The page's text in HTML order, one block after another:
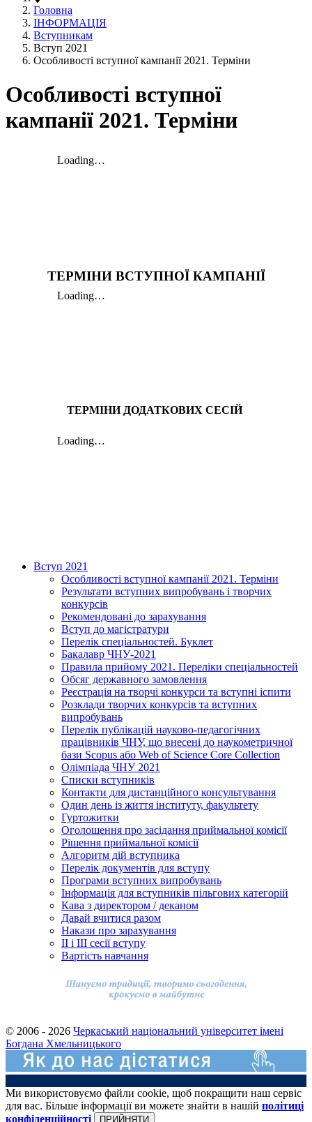
Головна
ІНФОРМАЦІЯ
Вступникам
Вступ 2021
Особливості вступної кампанії 2021. Терміни
Особливості вступної
кампанії 2021. Терміни
ТЕРМІНИ ВСТУПНОЇ КАМПАНІЇ
ТЕРМІНИ ДОДАТКОВИХ СЕСІЙ
Вступ 2021
Особливості вступної кампанії 2021. Терміни
Результати вступних випробувань і творчих
конкурсів
Рекомендовані до зарахування
Вступ до магістратури
Перелік спеціальностей. Буклет
Бакалавр ЧНУ-2021
Правила прийому 2021. Переліки спеціальностей
Обсяг державного замовлення
Реєстрація на творчі конкурси та вступні іспити
Розклади творчих конкурсів та вступних
випробувань
Перелік публікацій науково-педагогічних
працівників ЧНУ, що внесені до наукометричної
бази Scopus або Web of Science Core Collection
Олімпіада ЧНУ 2021
Cписки вступників
Контакти для дистанційного консультування
Один день із життя інституту, факультету
Гуртожитки
Оголошення про засідання приймальної комісії
Рішення приймальної комісії
Алгоритм дій вступника
Перелік документів для вступу
Програми вступних випробувань
Інформація для вступників пільгових категорій
Кава з директором / деканом
Давай вчитися разом
Накази про зарахування
ІІ і ІІІ сесії вступу
Вартість навчання
© 2006 - 2026 Черкаський національний університет імені
Богдана Хмельницького
Ми використовуємо файли cookie, щоб покращити наш сервіс
для вас. Більше інформації ви можете знайти в нашій політиці
конфіденційності
ПРИЙНЯТИ